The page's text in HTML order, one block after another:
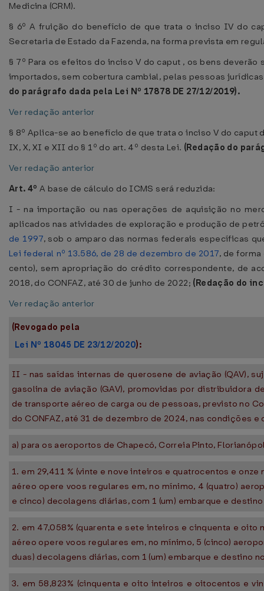
Medicina (CRM).
§ 6º A fruição do benefício de que trata o inciso IV do
Secretaria de Estado da Fazenda, na forma prevista em
§ 7º Para os efeitos do inciso V do caput , os bens
importados, sem cobertura cambial, pelas pessoas
do parágrafo dada pela Lei Nº 17878 DE 27/12/2019).
Ver redação anterior
§ 8º Aplica-se ao benefício de que trata o inciso V do
IX, X, XI e XII do § 1º do art. 4º desta Lei. (Redação do
Ver redação anterior
Art. 4º A base de cálculo do ICMS será reduzida:
I - na importação ou nas operações de aquisição no
aplicados nas atividades de exploração e produção de
de 1997, sob o amparo das normas federais específicas
Lei federal nº 13.586, de 28 de dezembro de 2017, de
cento), sem apropriação do crédito correspondente, de
2018, do CONFAZ, até 30 de junho de 2022; (Redação do
Ver redação anterior
(Revogado pela
Lei Nº 18045 DE 23/12/2020):
II - nas saídas internas de querosene de aviação (QAV),
gasolina de aviação (GAV), promovidas por distribuidora
de transporte aéreo de carga ou de pessoas, previsto no
do CONFAZ, até 31 de dezembro de 2024, nas condições
a) para os aeroportos de Chapecó, Correia Pinto,
1. em 29,411 % (vinte e nove inteiros e quatrocentos e
aéreo opere voos regulares em, no mínimo, 4 (quatro)
e cinco) decolagens diárias, com 1 (um) embarque e
2. em 47,058% (quarenta e sete inteiros e cinquenta e
aéreo opere voos regulares em, no mínimo, 5 (cinco)
duas) decolagens diárias, com 1 (um) embarque e destino
3. em 58,823% (cinquenta e oito inteiros e oitocentos e